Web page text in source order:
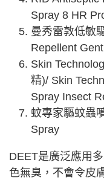
Spray 8 HR
曼秀雷敦低敏
Repellent
Skin
精)/ Skin
Spray Insect
蚊專家驅蚊蟲
Spray
DEET是廣泛應用
色無臭，不會令皮